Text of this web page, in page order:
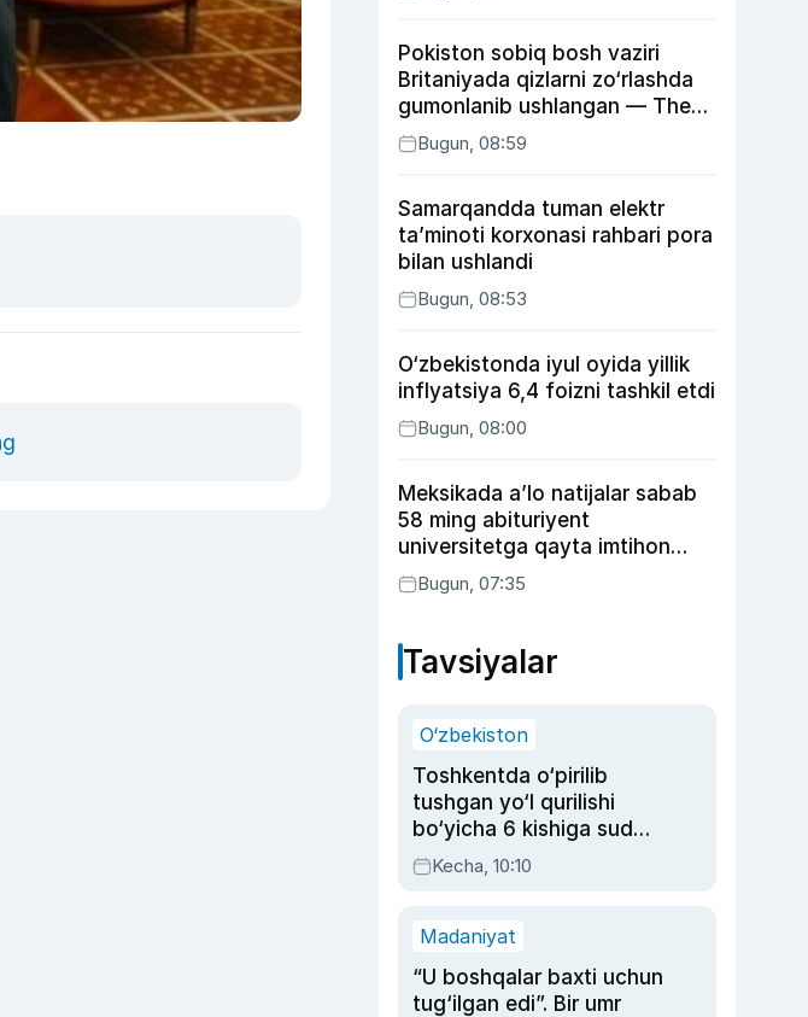
Pokiston sobiq bosh vaziri
Britaniyada qizlarni zo‘rlashda
gumonlanib ushlangan — The
Guardian
Bugun, 08:59
Samarqandda tuman elektr
ta’minoti korxonasi rahbari pora
bilan ushlandi
Bugun, 08:53
O‘zbekistonda iyul oyida yillik
inflyatsiya 6,4 foizni tashkil etdi
Bugun, 08:00
Meksikada a’lo natijalar sabab
58 ming abituriyent
universitetga qayta imtihon
topshiradi
Bugun, 07:35
Tavsiyalar
O‘zbekiston
Toshkentda o‘pirilib
tushgan yo‘l qurilishi
bo‘yicha 6 kishiga sud
hukmi o‘qildi
Kecha, 10:10
Madaniyat
“U boshqalar baxti uchun
tug‘ilgan edi”. Bir umr